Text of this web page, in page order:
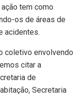
tem como
os de áreas de
acidentes.
coletivo envolvendo
citar a
de
Secretaria